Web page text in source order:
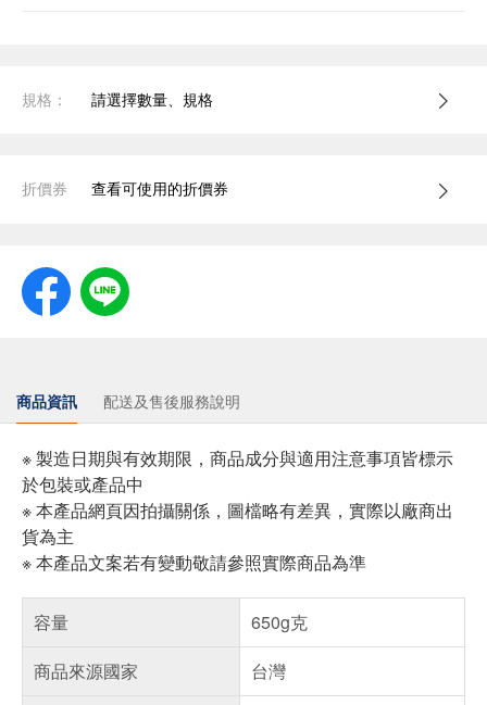
規格： 請選擇數量、規格
折價券 查看可使用的折價券
商品資訊 配送及售後服務說明
※ 製造日期與有效期限，商品成分與適用注意事項皆標示
於包裝或產品中
※ 本產品網頁因拍攝關係，圖檔略有差異，實際以廠商出
貨為主
※ 本產品文案若有變動敬請參照實際商品為準
容量
650g克
商品來源國家
台灣